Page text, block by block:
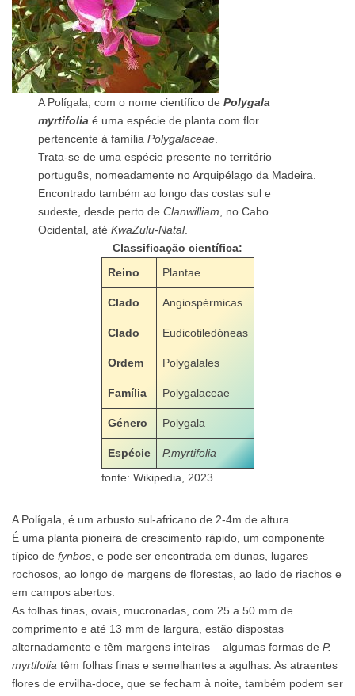
A Polígala, com o nome científico dePolygala
myrtifolia é uma espécie de planta com flor
pertencente à famíliaPolygalaceae.
Trata-se de uma espécie presente no território
português, nomeadamente no Arquipélago da Madeira.
Encontrado também ao longo das costas sul e
sudeste, desde perto deClanwilliam, no Cabo
Ocidental, atéKwaZulu-Natal.
Classificação científica:
Reino
Plantae
Clado Angiospérmicas
Clado Eudicotiledóneas
Ordem Polygalales
Família Polygalaceae
Género Polygala
Espécie
P.myrtifolia
fonte: Wikipedia, 2023.
A Polígala, é um arbusto sul-africano de 2-4m de altura.
É uma planta pioneira de crescimento rápido, um componente
típico de fynbos, e pode ser encontrada em dunas, lugares
rochosos, ao longo de margens de florestas, ao lado de riachos e
em campos abertos.
As folhas finas, ovais, mucronadas, com 25 a 50 mm de
comprimento e até 13 mm de largura, estão dispostas
alternadamente e têm margens inteiras – algumas formas de P.
myrtifolia têm folhas finas e semelhantes a agulhas. As atraentes
flores de ervilha-doce, que se fecham à noite, também podem ser